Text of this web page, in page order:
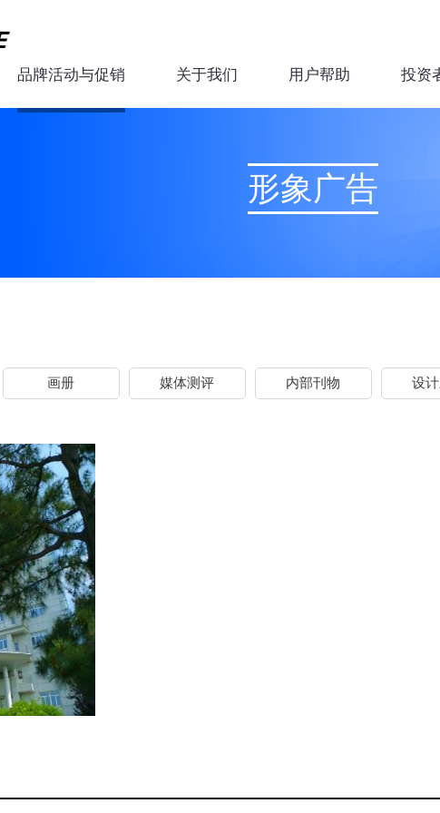
品牌活动与促销 关于我们 用户帮助 投资
形象广告
画册 媒体测评 内部刊物 设